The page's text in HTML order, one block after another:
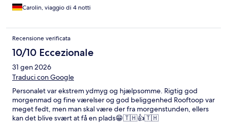
Carolin, viaggio di 4 notti
Recensione verificata
10/10 Eccezionale
31 gen 2026
Traduci con Google
Personalet var ekstrem ydmyg og hjælpsomme. Rigtig god
morgenmad og fine værelser og god beliggenhed Rooftoop var
meget fedt, men man skal være der fra morgenstunden, ellers
kan det blive svært at få en plads😁🇹🇭👍🇹🇭